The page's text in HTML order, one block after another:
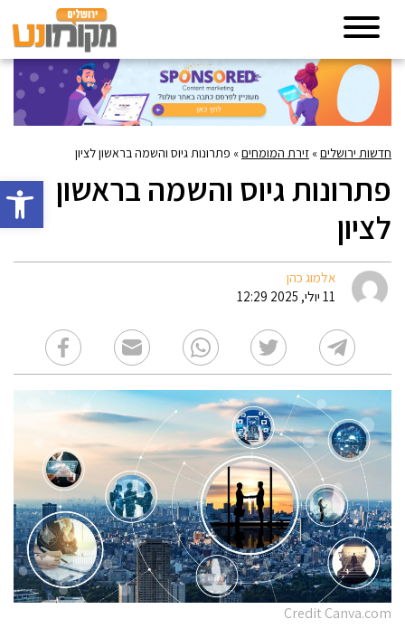
פתח
חדשות ירושלים» זירת המומחים» פתרונות גיוס והשמה בראשון לציון
פתרונות גיוס והשמה בראשון
לציון
אלמוג כהן
11 יולי, 2025 12:29
Credit Canva.com